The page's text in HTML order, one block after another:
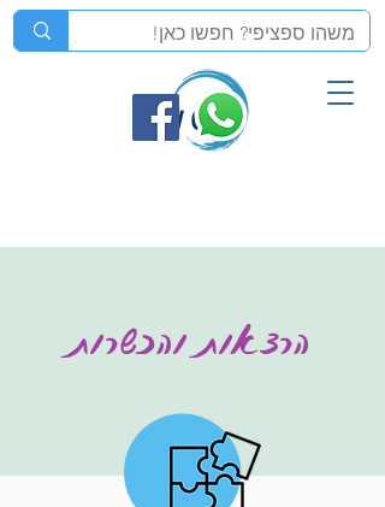
הרצאות והכשרות